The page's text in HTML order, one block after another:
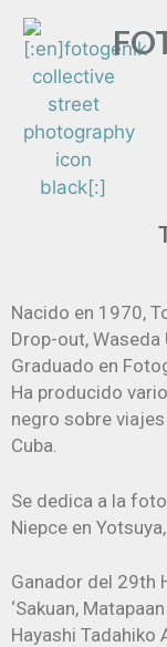
Nacido en 1970,
Drop-out,
Graduado en
Ha producido
negro sobre viajes
Cuba.
Se dedica a la
Niepce en Yotsuya,
Ganador del 29th
‘Sakuan,
Hayashi Tadahiko